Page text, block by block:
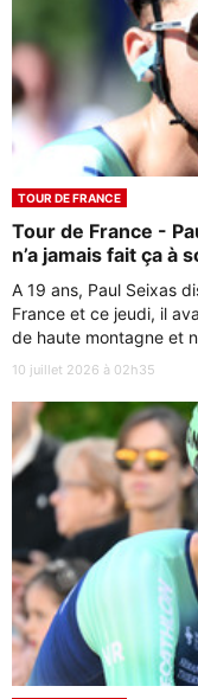
TOUR DE FRANCE
Tour de France -
n’a jamais fait ça à
A 19 ans, Paul Seixas
France et ce jeudi, il
de haute montagne et
10 juillet 2026 à 02h35